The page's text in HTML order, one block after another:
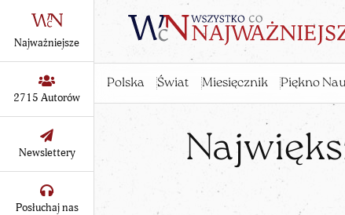
Polska Świat Miesięcznik Piękno
Najważniejsze
2715 Autorów
Newslettery
Posłuchaj nas